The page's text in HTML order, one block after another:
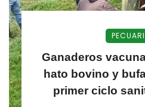
Ganaderos
hato bovino y
primer ciclo